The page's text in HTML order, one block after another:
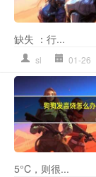
缺失 ：行...
sl 01-26
5°C，则很...